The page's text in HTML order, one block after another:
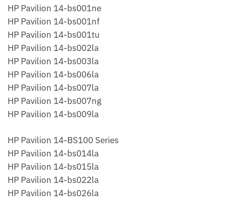
HP Pavilion 14-bs001ne
HP Pavilion 14-bs001nf
HP Pavilion 14-bs001tu
HP Pavilion 14-bs002la
HP Pavilion 14-bs003la
HP Pavilion 14-bs006la
HP Pavilion 14-bs007la
HP Pavilion 14-bs007ng
HP Pavilion 14-bs009la
HP Pavilion 14-BS100 Series
HP Pavilion 14-bs014la
HP Pavilion 14-bs015la
HP Pavilion 14-bs022la
HP Pavilion 14-bs026la